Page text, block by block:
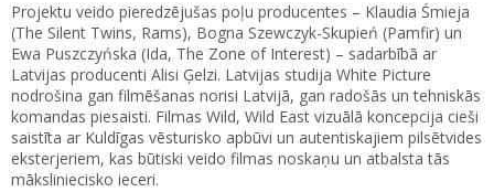
Projektu veido pieredzējušas poļu producentes – Klaudia Śmieja
(The Silent Twins, Rams), Bogna Szewczyk-Skupień (Pamfir) un
Ewa Puszczyńska (Ida, The Zone of Interest) – sadarbībā ar
Latvijas producenti Alisi Ģelzi. Latvijas studija White Picture
nodrošina gan filmēšanas norisi Latvijā, gan radošās un tehniskās
komandas piesaisti. Filmas Wild, Wild East vizuālā koncepcija cieši
saistīta ar Kuldīgas vēsturisko apbūvi un autentiskajiem pilsētvides
eksterjeriem, kas būtiski veido filmas noskaņu un atbalsta tās
māksliniecisko ieceri.